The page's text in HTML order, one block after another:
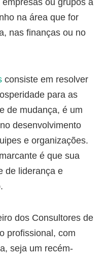
ou grupos a
na área que for
nas finanças ou no
consiste em resolver
para as
de mudança, é um
desenvolvimento
e organizações.
é que sua
de liderança e
dos Consultores de
profissional, com
seja um recém-